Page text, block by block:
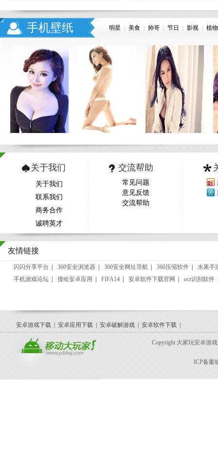
手机壁纸 明星 美食 帅哥 节日 影视 植物
关于我们
关于我们
联系我们
商务合作
诚聘英才
交流帮助
常见问题
意见反馈
交流帮助
友情链接
闪闪分享平台 360安全浏览器 360安全网址导航 360压缩软件
水果手
手机游戏论坛
搜哈安卓应用 FIFA14 安卓软件下载官网 ocr识别软件
安卓游戏下载 安卓应用下载 安卓破解游戏 安卓软件下载
Copyright 大家玩安卓游戏
ICP备案